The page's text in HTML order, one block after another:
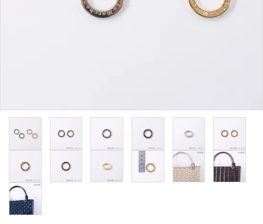
SHOP
CONTACT
お問い合わせ